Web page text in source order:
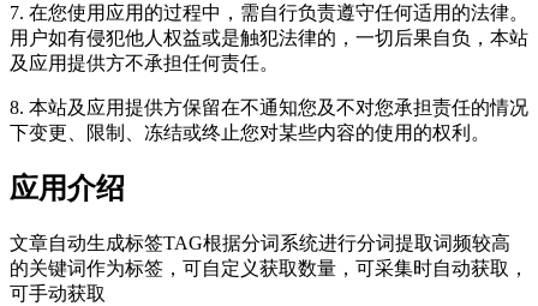
7. 在您使用应用的过程中，需自行负责遵守任何适用的法律。
用户如有侵犯他人权益或是触犯法律的，一切后果自负，本站
及应用提供方不承担任何责任。
8. 本站及应用提供方保留在不通知您及不对您承担责任的情况
下变更、限制、冻结或终止您对某些内容的使用的权利。
应用介绍
文章自动生成标签TAG根据分词系统进行分词提取词频较高
的关键词作为标签，可自定义获取数量，可采集时自动获取，
可手动获取